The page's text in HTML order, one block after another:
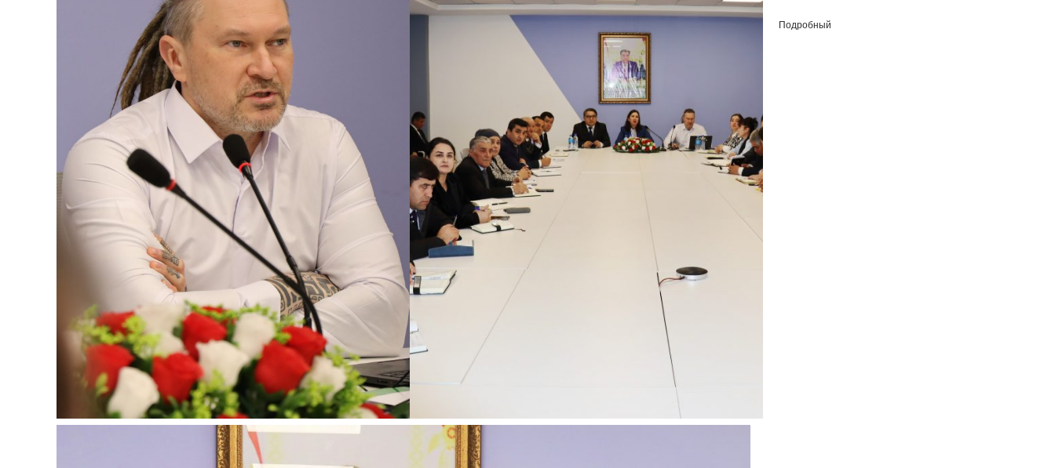
Подробный